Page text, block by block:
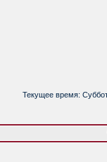
Текущее время: